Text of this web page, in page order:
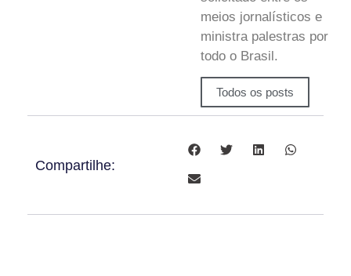
meios jornalísticos e
ministra palestras por
todo o Brasil.
Todos os posts
Compartilhe: